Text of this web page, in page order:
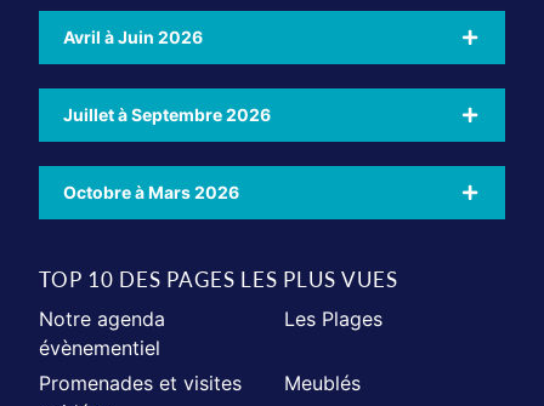
Avril à Juin 2026
Juillet à Septembre 2026
Octobre à Mars 2026
TOP 10 DES PAGES LES PLUS VUES
Notre agenda
évènementiel
Les Plages
Promenades et visites
Meublés